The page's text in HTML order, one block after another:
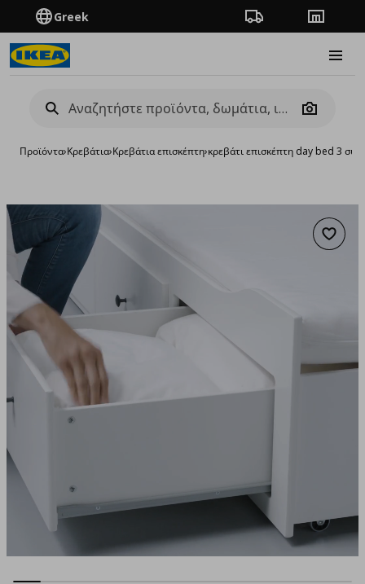
Greek Πορεία παραγγελίας
Camera
Προϊόντα›Κρεβάτια›Κρεβάτια επισκέπτη›κρεβάτι επισκέπτη day bed 3